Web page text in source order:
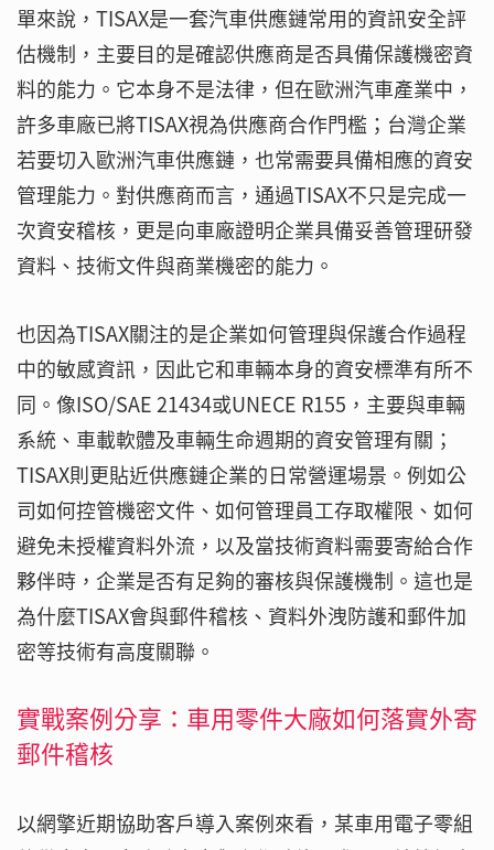
單來說，TISAX是一套汽車供應鏈常用的資訊安全評
估機制，主要目的是確認供應商是否具備保護機密資
料的能力。它本身不是法律，但在歐洲汽車產業中，
許多車廠已將TISAX視為供應商合作門檻；台灣企業
若要切入歐洲汽車供應鏈，也常需要具備相應的資安
管理能力。對供應商而言，通過TISAX不只是完成一
次資安稽核，更是向車廠證明企業具備妥善管理研發
資料、技術文件與商業機密的能力。
也因為TISAX關注的是企業如何管理與保護合作過程
中的敏感資訊，因此它和車輛本身的資安標準有所不
同。像ISO/SAE 21434或UNECE R155，主要與車輛
系統、車載軟體及車輛生命週期的資安管理有關；
TISAX則更貼近供應鏈企業的日常營運場景。例如公
司如何控管機密文件、如何管理員工存取權限、如何
避免未授權資料外流，以及當技術資料需要寄給合作
夥伴時，企業是否有足夠的審核與保護機制。這也是
為什麼TISAX會與郵件稽核、資料外洩防護和郵件加
密等技術有高度關聯。
實戰案例分享：車用零件大廠如何落實外寄
郵件稽核
以網擎近期協助客戶導入案例來看，某車用電子零組